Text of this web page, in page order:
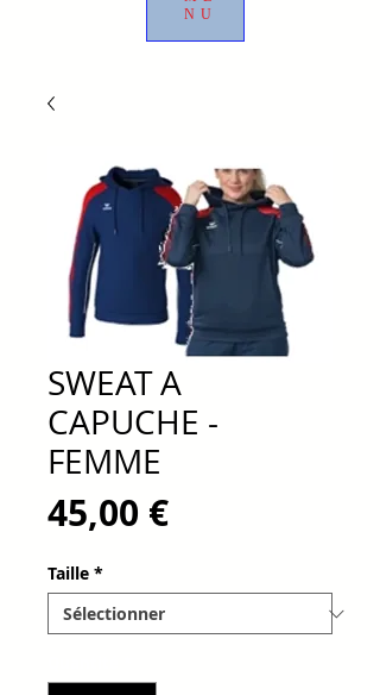
NU
SWEAT A
CAPUCHE -
FEMME
45,00 €Prix
Taille *